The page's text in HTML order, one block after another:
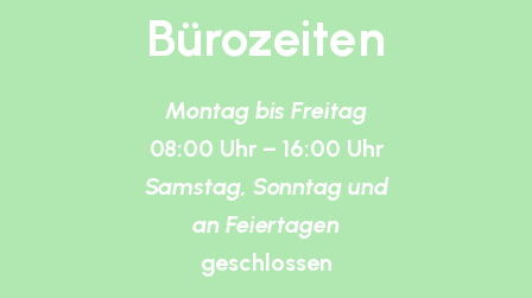
Bürozeiten
Montag bis Freitag
08:00 Uhr – 16:00 Uhr
Samstag, Sonntag und
an Feiertagen
geschlossen